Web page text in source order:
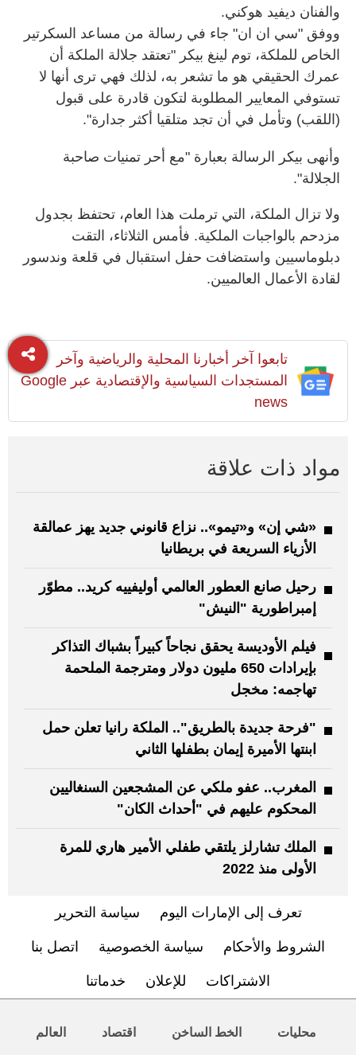
والفنان ديفيد هوكني.
ووفق "سي ان ان" جاء في رسالة من مساعد السكرتير
الخاص للملكة، توم لينغ بيكر "تعتقد جلالة الملكة أن
عمرك الحقيقي هو ما تشعر به، لذلك فهي ترى أنها لا
تستوفي المعايير المطلوبة لتكون قادرة على قبول
(اللقب) وتأمل في أن تجد متلقيا أكثر جدارة".
وأنهى بيكر الرسالة بعبارة "مع أحر تمنيات صاحبة
الجلالة".
ولا تزال الملكة، التي ترملت هذا العام، تحتفظ بجدول
مزدحم بالواجبات الملكية. فأمس الثلاثاء، التقت
دبلوماسيين واستضافت حفل استقبال في قلعة وندسور
لقادة الأعمال العالميين.
تابعوا آخر أخبارنا المحلية والرياضية وآخر
المستجدات السياسية والإقتصادية عبر Google
news
مواد ذات علاقة
«شي إن» و«تيمو».. نزاع قانوني جديد يهز عمالقة
الأزياء السريعة في بريطانيا
رحيل صانع العطور العالمي أوليفييه كريد.. مطوّر
إمبراطورية "النيش"
فيلم الأوديسة يحقق نجاحاً كبيراً بشباك التذاكر
بإيرادات 650 مليون دولار ومترجمة الملحمة
تهاجمه: مخجل
"فرحة جديدة بالطريق".. الملكة رانيا تعلن حمل
ابنتها الأميرة إيمان بطفلها الثاني
المغرب.. عفو ملكي عن المشجعين السنغاليين
المحكوم عليهم في "أحداث الكان"
الملك تشارلز يلتقي طفلي الأمير هاري للمرة
الأولى منذ 2022
تعرف إلى الإمارات اليوم سياسة التحرير
الشروط والأحكام سياسة الخصوصية اتصل بنا
الاشتراكات للإعلان خدماتنا
محليات الخط الساخن اقتصاد العالم